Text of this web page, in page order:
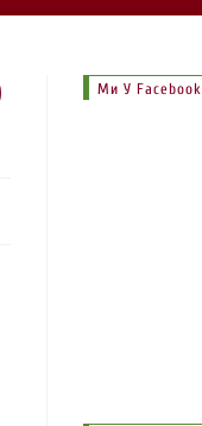
Ми У Facebook